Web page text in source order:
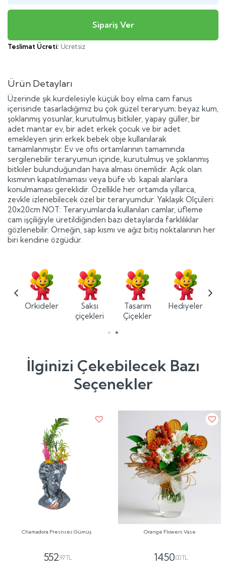
Teslimat Ücreti: Ücretsiz
Ürün Detayları
Üzerinde şık kurdelesiyle küçük boy elma cam fanus
içerisinde tasarladığımız bu çok güzel teraryum; beyaz kum,
şoklanmış yosunlar, kurutulmuş bitkiler, yapay güller, bir
adet mantar ev, bir adet erkek çocuk ve bir adet
emekleyen şirin erkek bebek obje kullanılarak
tamamlanmıştır. Ev ve ofis ortamlarının tamamında
sergilenebilir teraryumun içinde, kurutulmuş ve şoklanmış
bitkiler bulunduğundan hava alması önemlidir. Açık olan
kısmının kapatılmaması veya büfe vb. kapalı alanlara
konulmaması gereklidir. Özellikle her ortamda yıllarca,
zevkle izlenebilecek özel bir teraryumdur. Yaklaşık Ölçüleri:
20x20cm NOT: Teraryumlarda kullanılan camlar, üfleme
cam işçiliğiyle üretildiğinden bazı detaylarda farklılıklar
gözlenebilir. Örneğin, sap kısmı ve ağız bitiş noktalarının her
biri kendine özgüdür.
Orkideler
Saksı
çiçekleri
Tasarım
Çiçekler
Hediyeler
İlginizi Çekebilecek Bazı
Seçenekler
Chamadora Presnses Gümüş
552,97 TL
Orange Flowers Vase
1450,00 TL